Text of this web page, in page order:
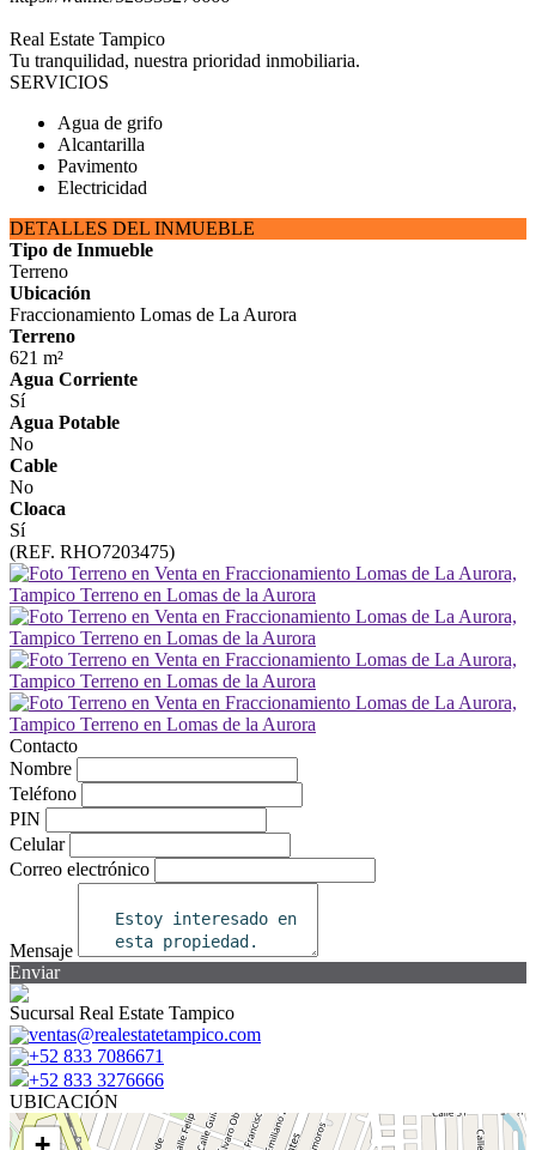
Real Estate Tampico
Tu tranquilidad, nuestra prioridad inmobiliaria.
SERVICIOS
Agua de grifo
Alcantarilla
Pavimento
Electricidad
DETALLES DEL INMUEBLE
Tipo de Inmueble
Terreno
Ubicación
Fraccionamiento Lomas de La Aurora
Terreno
621 m²
Agua Corriente
Sí
Agua Potable
No
Cable
No
Cloaca
Sí
(REF. RHO7203475)
Contacto
Nombre
Teléfono
PIN
Celular
Correo electrónico
Mensaje
Enviar
Sucursal Real Estate Tampico
ventas@realestatetampico.com
+52 833 7086671
+52 833 3276666
UBICACIÓN